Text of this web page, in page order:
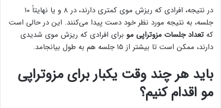
در نتیجه، افرادی که ریزش موی کمتری دارند، در ۸ و یا نهایتاً ۱۰
جلسه، به نتیجه مورد نظر خود دست پیدا می‌کنند. این در حالی است
که تعداد جلسات مزوتراپی مو برای افرادی که ریزش موی شدیدی
دارند، ممکن است تا بیشتر از ۱۵ جلسه هم به طول بیانجامد.
باید هر چند وقت یکبار برای مزوتراپی
مو اقدام کنیم؟